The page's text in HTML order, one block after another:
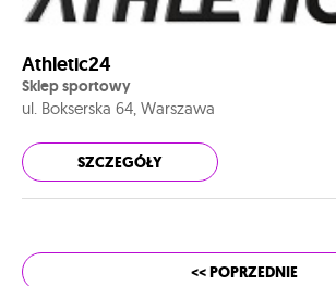
Athletic24
Sklep sportowy
ul. Bokserska 64, Warszawa
SZCZEGÓŁY
<< POPRZEDNIE